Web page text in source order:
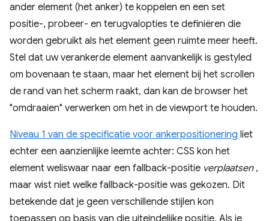
ander element (het anker) te koppelen en een set
positie-, probeer- en terugvalopties te definiëren die
worden gebruikt als het element geen ruimte meer heeft.
Stel dat uw verankerde element aanvankelijk is gestyled
om bovenaan te staan, maar het element bij het scrollen
de rand van het scherm raakt, dan kan de browser het
"omdraaien" verwerken om het in de viewport te houden.
Niveau 1 van de specificatie voor ankerpositionering liet
echter een aanzienlijke leemte achter: CSS kon het
element weliswaar naar een fallback-positie verplaatsen,
maar wist niet welke fallback-positie was gekozen. Dit
betekende dat je geen verschillende stijlen kon
toepassen op basis van die uiteindelijke positie. Als je